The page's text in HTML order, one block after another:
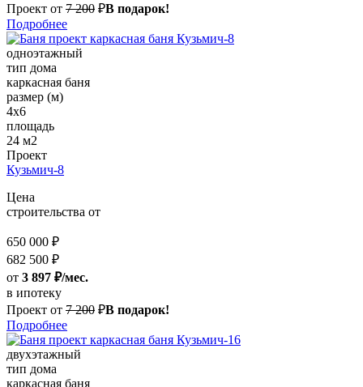
Проект от 7 200 ₽В подарок!
Подробнее
одноэтажный
тип дома
каркасная баня
размер (м)
4х6
площадь
24 м2
Проект
Кузьмич-8
Цена
строительства от
650 000 ₽
682 500 ₽
от 3 897 ₽/мес.
в ипотеку
Проект от 7 200 ₽В подарок!
Подробнее
двухэтажный
тип дома
каркасная баня